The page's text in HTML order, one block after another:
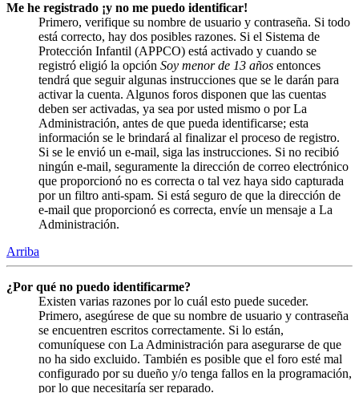
Me he registrado ¡y no me puedo identificar!
Primero, verifique su nombre de usuario y contraseña. Si todo
está correcto, hay dos posibles razones. Si el Sistema de
Protección Infantil (APPCO) está activado y cuando se
registró eligió la opción Soy menor de 13 años entonces
tendrá que seguir algunas instrucciones que se le darán para
activar la cuenta. Algunos foros disponen que las cuentas
deben ser activadas, ya sea por usted mismo o por La
Administración, antes de que pueda identificarse; esta
información se le brindará al finalizar el proceso de registro.
Si se le envió un e-mail, siga las instrucciones. Si no recibió
ningún e-mail, seguramente la dirección de correo electrónico
que proporcionó no es correcta o tal vez haya sido capturada
por un filtro anti-spam. Si está seguro de que la dirección de
e-mail que proporcionó es correcta, envíe un mensaje a La
Administración.
Arriba
¿Por qué no puedo identificarme?
Existen varias razones por lo cuál esto puede suceder.
Primero, asegúrese de que su nombre de usuario y contraseña
se encuentren escritos correctamente. Si lo están,
comuníquese con La Administración para asegurarse de que
no ha sido excluido. También es posible que el foro esté mal
configurado por su dueño y/o tenga fallos en la programación,
por lo que necesitaría ser reparado.